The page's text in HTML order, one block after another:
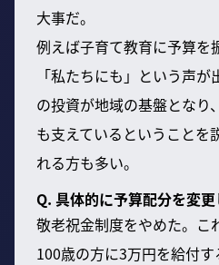
大事だ。
例えば子育て教育に予算を
「私たちにも」という声
の投資が地域の基盤となり
も支えているということを
れる方も多い。
Q. 具体的に予算配分を変
敬老祝金制度をやめた。こ
100歳の方に3万円を給付